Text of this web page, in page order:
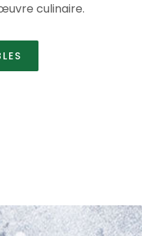
culinaire.